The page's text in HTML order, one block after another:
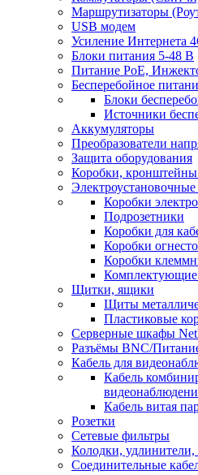
Маршрутизаторы
USB модем
Усиление Интернета
Блоки питания 5-48 В
Питание PoE,
Бесперебойное
Блоки
Источники
Аккумуляторы
Преобразователи
Защита оборудования
Коробки, кронштейны
Электроустановочные
Коробки
Подрозетники
Коробки для
Коробки
Коробки
Комплектующие
Щитки, ящики
Щиты
Пластиковые
Серверные шкафы
Разъёмы BNC/
Кабель для
Кабель
Кабель витая
Розетки
Сетевые фильтры
Колодки, удлинители,
Соединительные